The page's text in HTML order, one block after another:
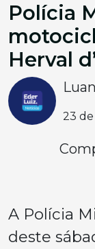
Polícia
Herval
Luan
23 de
A Polícia
deste